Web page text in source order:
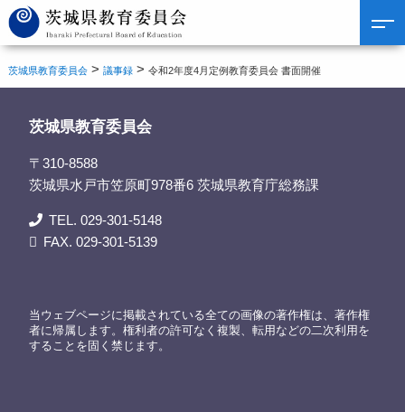
茨城県教育委員会 >議事録 >令和2年度4月定例教育委員会 書面開催
茨城県教育委員会
〒310-8588
茨城県水戸市笠原町978番6 茨城県教育庁総務課
TEL. 029-301-5148
FAX. 029-301-5139
当ウェブページに掲載されている全ての画像の著作権は、著作権
者に帰属します。権利者の許可なく複製、転用などの二次利用を
することを固く禁じます。